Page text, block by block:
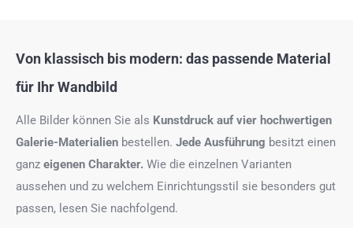
Von klassisch bis modern: das passende Material
für Ihr Wandbild
Alle Bilder können Sie als Kunstdruck auf vier hochwertigen
Galerie-Materialien bestellen. Jede Ausführung besitzt einen
ganz eigenen Charakter. Wie die einzelnen Varianten
aussehen und zu welchem Einrichtungsstil sie besonders gut
passen, lesen Sie nachfolgend.